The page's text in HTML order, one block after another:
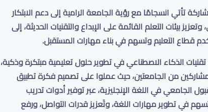
تأتي انسجامًا مع رؤية الجامعة الرامية إلى دعم الابتكار
بيئات التعلم القائمة على الإبداع والتقنيات الحديثة، إلى
قطاع التعليم وتسهم في بناء مهارات المستقبل.
الذكاء الاصطناعي في تطوير حلول تعليمية مبتكرة وذكية،
من الجامعتين، حيث عملوا على تصميم فكرة تطبيق
الجامعي في اللغة الإنجليزية، عبر توفير أدوات تدريب
في تطوير مهارات اللغة، وتَعزيز قدرات التواصل، ورفع